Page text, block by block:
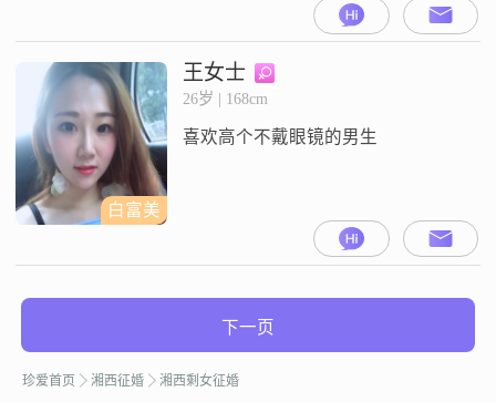
白富美
王女士
26岁 | 168cm
喜欢高个不戴眼镜的男生
下一页
珍爱首页 湘西征婚 湘西剩女征婚